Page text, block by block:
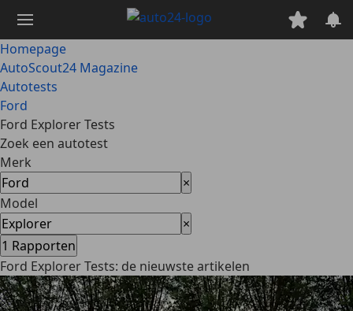
naar
hoofdinhoud
Homepage
AutoScout24 Magazine
Autotests
Ford
Ford Explorer Tests
Zoek een autotest
Merk
×
Model
×
1 Rapporten
Ford Explorer Tests: de nieuwste artikelen